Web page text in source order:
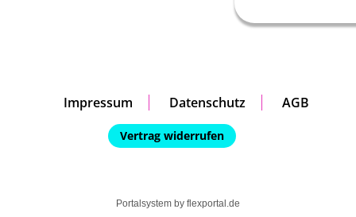
Impressum Datenschutz AGB
Vertrag widerrufen
Portalsystem by flexportal.de